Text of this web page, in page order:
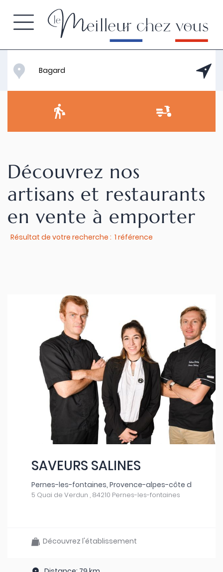
Découvrez nos
artisans et restaurants
en vente à emporter
Résultat de votre recherche : 1 référence
SAVEURS SALINES
Pernes-les-fontaines, Provence-alpes-côte d
5 Quai de Verdun , 84210 Pernes-les-fontaines
Découvrez l'établissement